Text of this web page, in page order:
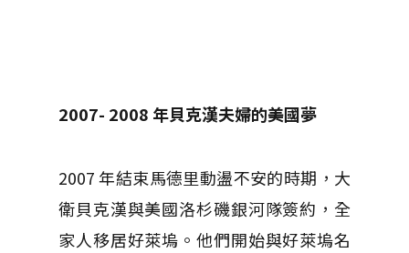
2007- 2008 年貝克漢夫婦的美國夢
2007 年結束馬德里動盪不安的時期，大
衛貝克漢與美國洛杉磯銀河隊簽約，全
家人移居好萊塢。他們開始與好萊塢名